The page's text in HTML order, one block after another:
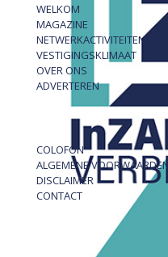
WELKOM
MAGAZINE
NETWERKACTIVITEITEN
VESTIGINGSKLIMAAT
OVER ONS
ADVERTEREN
COLOFON
ALGEMENE VOORWAARDEN
DISCLAIMER
CONTACT